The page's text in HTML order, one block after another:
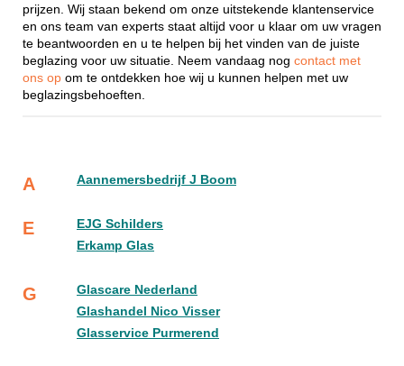
prijzen. Wij staan bekend om onze uitstekende klantenservice
en ons team van experts staat altijd voor u klaar om uw vragen
te beantwoorden en u te helpen bij het vinden van de juiste
beglazing voor uw situatie. Neem vandaag nog contact met
ons op om te ontdekken hoe wij u kunnen helpen met uw
beglazingsbehoeften.
A Aannemersbedrijf J Boom
E
EJG Schilders
Erkamp Glas
G
Glascare Nederland
Glashandel Nico Visser
Glasservice Purmerend